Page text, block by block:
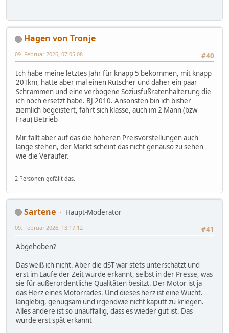
Hagen von Tronje
#40
09. Februar 2026, 07:05:08
Ich habe meine letztes Jahr für knapp 5 bekommen, mit knapp
20Tkm, hatte aber mal einen Rutscher und daher ein paar
Schrammen und eine verbogene Soziusfußratenhalterung die
ich noch ersetzt habe. BJ 2010. Ansonsten bin ich bisher
ziemlich begeistert, fährt sich klasse, auch im 2 Mann (bzw
Frau) Betrieb
Mir fällt aber auf das die höheren Preisvorstellungen auch
lange stehen, der Markt scheint das nicht genauso zu sehen
wie die Veräufer.
2 Personen gefällt das.
Sartene
Haupt-Moderator
#41
09. Februar 2026, 13:17:12
Abgehoben?
Das weiß ich nicht. Aber die dST war stets unterschätzt und
erst im Laufe der Zeit wurde erkannt, selbst in der Presse, was
sie für außerordentliche Qualitäten besitzt. Der Motor ist ja
das Herz eines Motorrades. Und dieses herz ist eine Wucht.
langlebig, genügsam und irgendwie nicht kaputt zu kriegen.
Alles andere ist so unauffällig, dass es wieder gut ist. Das
wurde erst spät erkannt